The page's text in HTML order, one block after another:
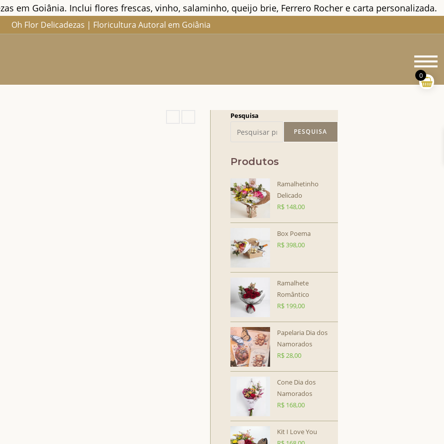
em Goiânia. Inclui flores frescas, vinho, salaminho, queijo brie, Ferrero Rocher e carta personalizada.
Oh Flor Delicadezas | Floricultura Autoral em Goiânia
Pesquisa
PESQUISA
Produtos
Ramalhetinho
Delicado
R$ 148,00
Box Poema
R$398,00
Ramalhete
Romântico
R$ 199,00
Papelaria Dia dos
Namorados
R$28,00
Cone Dia dos
Namorados
R$ 168,00
Kit I Love You
0